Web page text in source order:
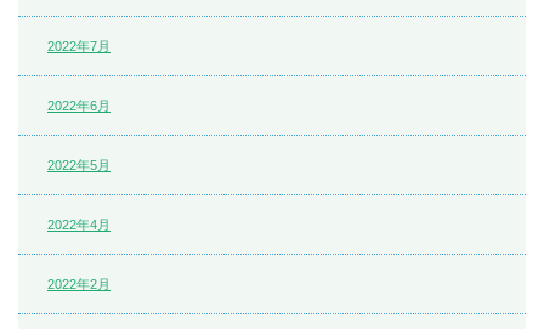
2022年7月
2022年6月
2022年5月
2022年4月
2022年2月